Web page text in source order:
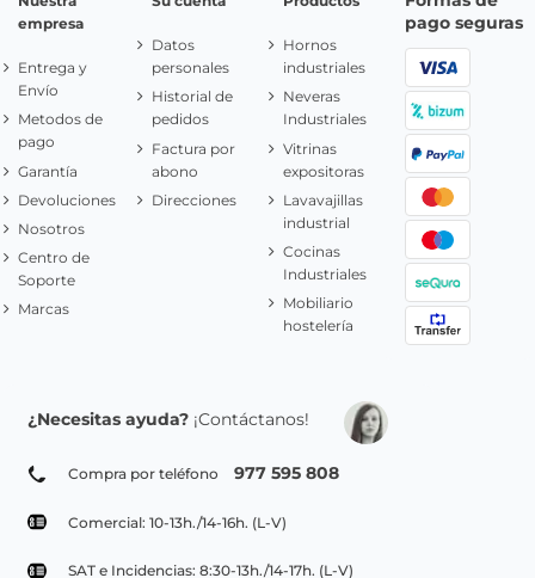
empresa
Entrega y
Envío
Metodos de
pago
Garantía
Devoluciones
Nosotros
Centro de
Soporte
Marcas
Datos
personales
Historial de
pedidos
Factura por
abono
Direcciones
Hornos
industriales
Neveras
Industriales
Vitrinas
expositoras
Lavavajillas
industrial
Cocinas
Industriales
Mobiliario
hostelería
pago seguras
¿Necesitas ayuda? ¡Contáctanos!
Compra por teléfono 977 595 808
Comercial: 10-13h./14-16h. (L-V)
SAT e Incidencias: 8:30-13h./14-17h. (L-V)